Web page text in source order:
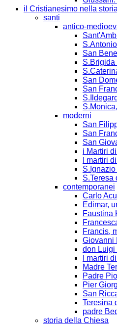
il Cristianesimo nella storia
santi
antico-
San
S.Brigida
San
San
moderni
San
San
San
i Martiri
I martiri
S.Teresa
contemporanei
Carlo
Edimar,
Faustina
Francis,
Giovanni
don Luigi
I martiri
Madre
Padre
Pier
San
Teresina
padre
storia della Chiesa